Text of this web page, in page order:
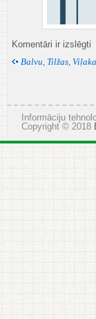
Komentāri ir izslēgti
Balvu, Tilžas,
Informāciju
Copyright © 2018